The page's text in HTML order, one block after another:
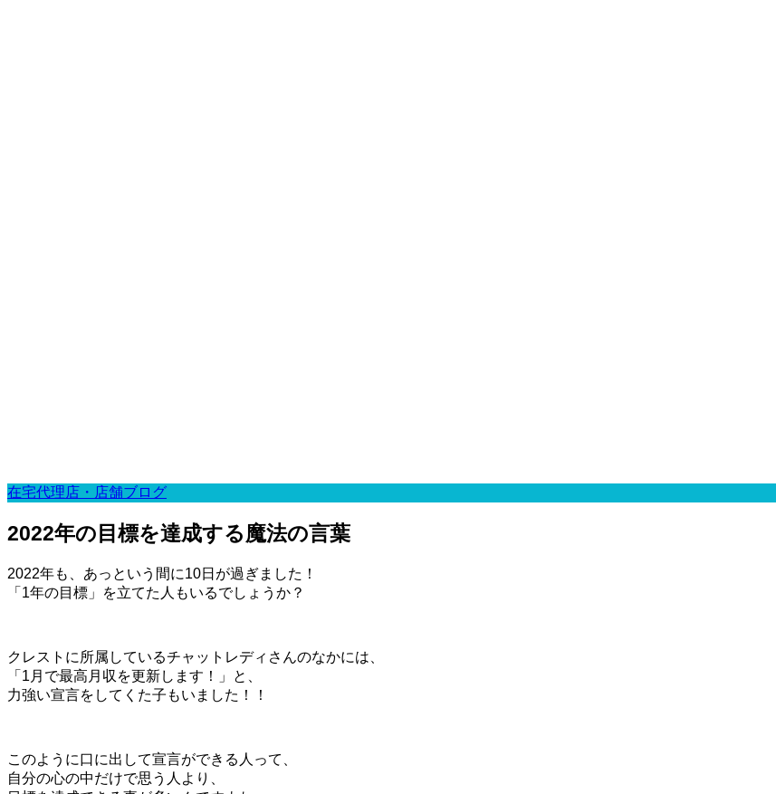
在宅代理店・店舗ブログ
2022年の目標を達成する魔法の言葉
2022年も、あっという間に10日が過ぎました！
「1年の目標」を立てた人もいるでしょうか？
クレストに所属しているチャットレディさんのなかには、
「1月で最高月収を更新します！」と、
力強い宣言をしてくた子もいました！！
このように口に出して宣言ができる人って、
自分の心の中だけで思う人より、